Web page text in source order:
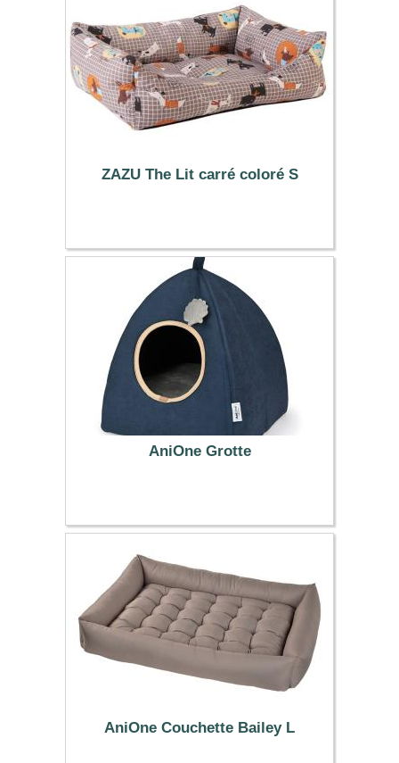
ZAZU The Lit carré coloré S
24.99 €
AniOne Grotte
39.99 €
AniOne Couchette Bailey L